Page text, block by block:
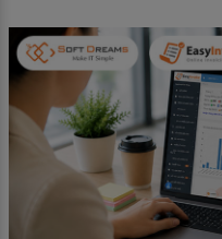
quy trình vận hành và
chính không đáng có nếu